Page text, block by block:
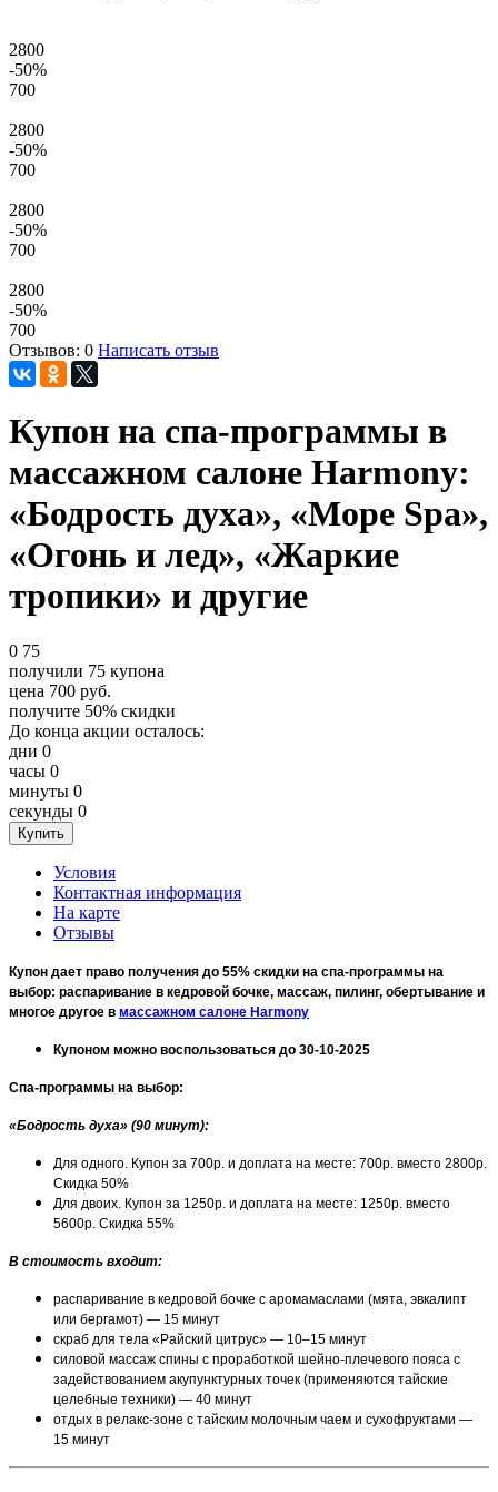
2800
-50%
700
2800
-50%
700
2800
-50%
700
2800
-50%
700
Отзывов: 0 Написать отзыв
Купон на спа-программы в
массажном салоне Harmony:
«Бодрость духа», «Море Spa»,
«Огонь и лед», «Жаркие
тропики» и другие
0 75
получили 75 купона
цена 700 руб.
получите 50% скидки
До конца акции осталось:
дни 0
часы 0
минуты 0
секунды 0
Условия
Контактная информация
На карте
Отзывы
Купон дает право получения до 55% скидки на спа-программы на
выбор: распаривание в кедровой бочке, массаж, пилинг, обертывание и
многое другое в массажном салоне Harmony
Купоном можно воспользоваться до 30-10-2025
Спа-программы на выбор:
«Бодрость духа» (90 минут):
Для одного. Купон за 700р. и доплата на месте: 700р. вместо 2800р.
Скидка 50%
Для двоих. Купон за 1250р. и доплата на месте: 1250р. вместо
5600р. Скидка 55%
В стоимость входит:
распаривание в кедровой бочке с аромамаслами (мята, эвкалипт
или бергамот) — 15 минут
скраб для тела «Райский цитрус» — 10–15 минут
силовой массаж спины с проработкой шейно-плечевого пояса с
задействованием акупунктурных точек (применяются тайские
целебные техники) — 40 минут
отдых в релакс-зоне с тайским молочным чаем и сухофруктами —
15 минут